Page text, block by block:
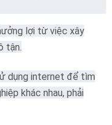
lợi từ việc xây
tận.
dụng internet để tìm
khác nhau, phải